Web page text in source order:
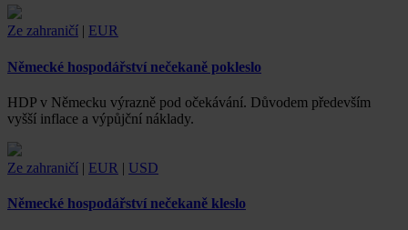
Ze zahraničí | EUR
Německé hospodářství nečekaně pokleslo
HDP v Německu výrazně pod očekávání. Důvodem především
vyšší inflace a výpůjční náklady.
Ze zahraničí | EUR | USD
Německé hospodářství nečekaně kleslo